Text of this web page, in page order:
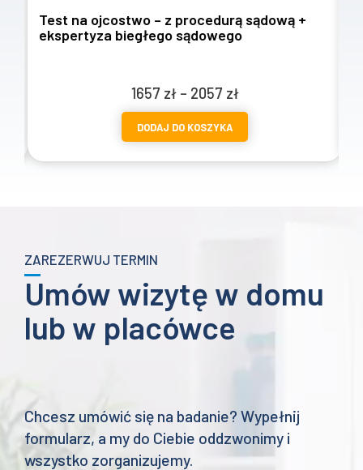
Test na ojcostwo – z procedurą sądową +
ekspertyza biegłego sądowego
1657 zł– 2057 złZakres
cen:
DODAJ DO KOSZYKA
ZAREZERWUJ TERMIN
Umów wizytę w domu
lub w placówce
Chcesz umówić się na badanie? Wypełnij
formularz, a my do Ciebie oddzwonimy i
wszystko zorganizujemy.